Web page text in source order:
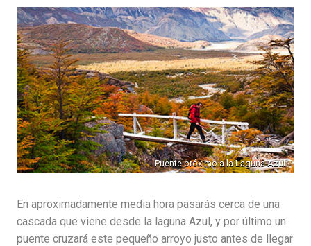
Puente próximo a la Laguna Azul
En aproximadamente media hora pasarás cerca de una
cascada que viene desde la laguna Azul, y por último un
puente cruzará este pequeño arroyo justo antes de llegar